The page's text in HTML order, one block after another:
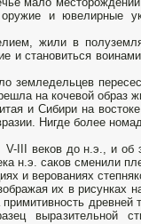
и ювелирные
жили в
и становиться
земледельцев
на кочевой образ
и Сибири на
Нигде более
III веков до н.э., и об
н.э. саков сменили
и верованиях
их в рисунках
древней
выразительной